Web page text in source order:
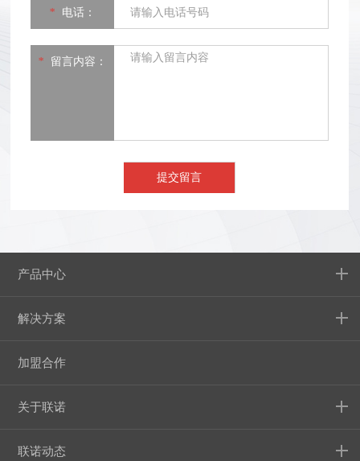
* 电话：
* 留言内容：
产品中心
解决方案
加盟合作
关于联诺
联诺动态